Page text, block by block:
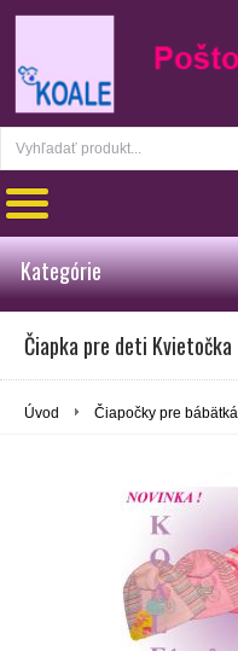
Kategórie
Čiapka pre deti Kvietočka
Úvod Čiapočky pre bábätká